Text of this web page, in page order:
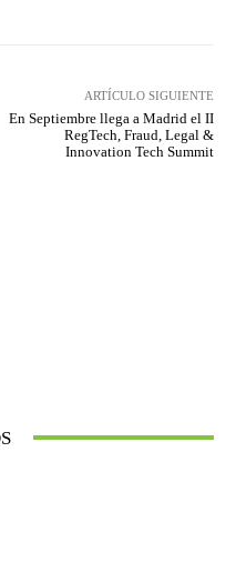
ARTÍCULO SIGUIENTE
En Septiembre llega a Madrid el II
RegTech, Fraud, Legal &
Innovation Tech Summit